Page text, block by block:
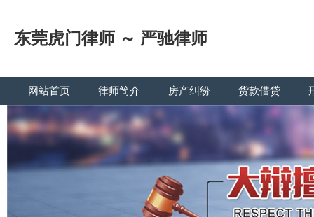
东莞虎门律师 ～ 严驰律师
网站首页 律师简介 房产纠纷 货款借贷